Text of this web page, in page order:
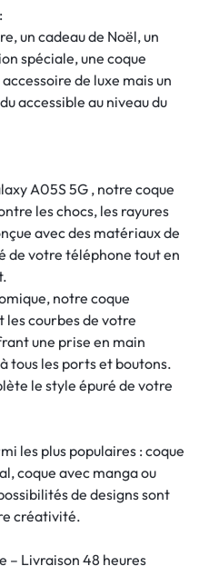
un cadeau de Noël, un
spéciale, une coque
de luxe mais un
accessible au niveau du
A05S 5G , notre coque
les chocs, les rayures
avec des matériaux de
de votre téléphone tout en
notre coque
courbes de votre
une prise en main
tous les ports et boutons.
le style épuré de votre
les plus populaires : coque
coque avec manga ou
de designs sont
créativité.
– Livraison 48 heures